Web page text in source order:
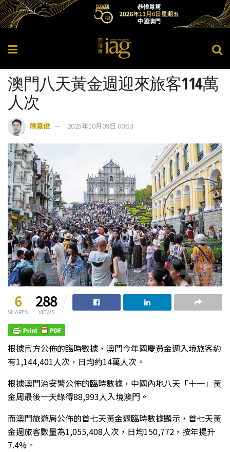
澳門八天黃金週迎來旅客114萬
人次
陳嘉俊 2025年10月09日 00:53
6
SHARES
288
VIEWS
根據官方公佈的臨時數據，澳門今年國慶黃金週入境旅客約
有1,144,401人次，日均約14萬人次。
根據澳門治安警公佈的臨時數據，中國內地八天「十一」黃
金周最後一天錄得88,993人入境澳門。
而澳門旅遊局公佈的首七天黃金週臨時數據顯示，首七天黃
金週旅客數量為1,055,408人次，日均150,772，按年提升
7.4%。